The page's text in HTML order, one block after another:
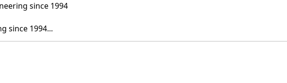
since 1994...